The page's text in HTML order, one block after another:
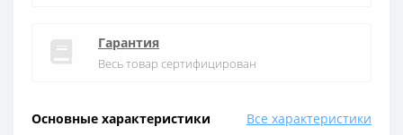
Основные характеристики Все характеристики
Гарантия
Весь товар сертифицирован